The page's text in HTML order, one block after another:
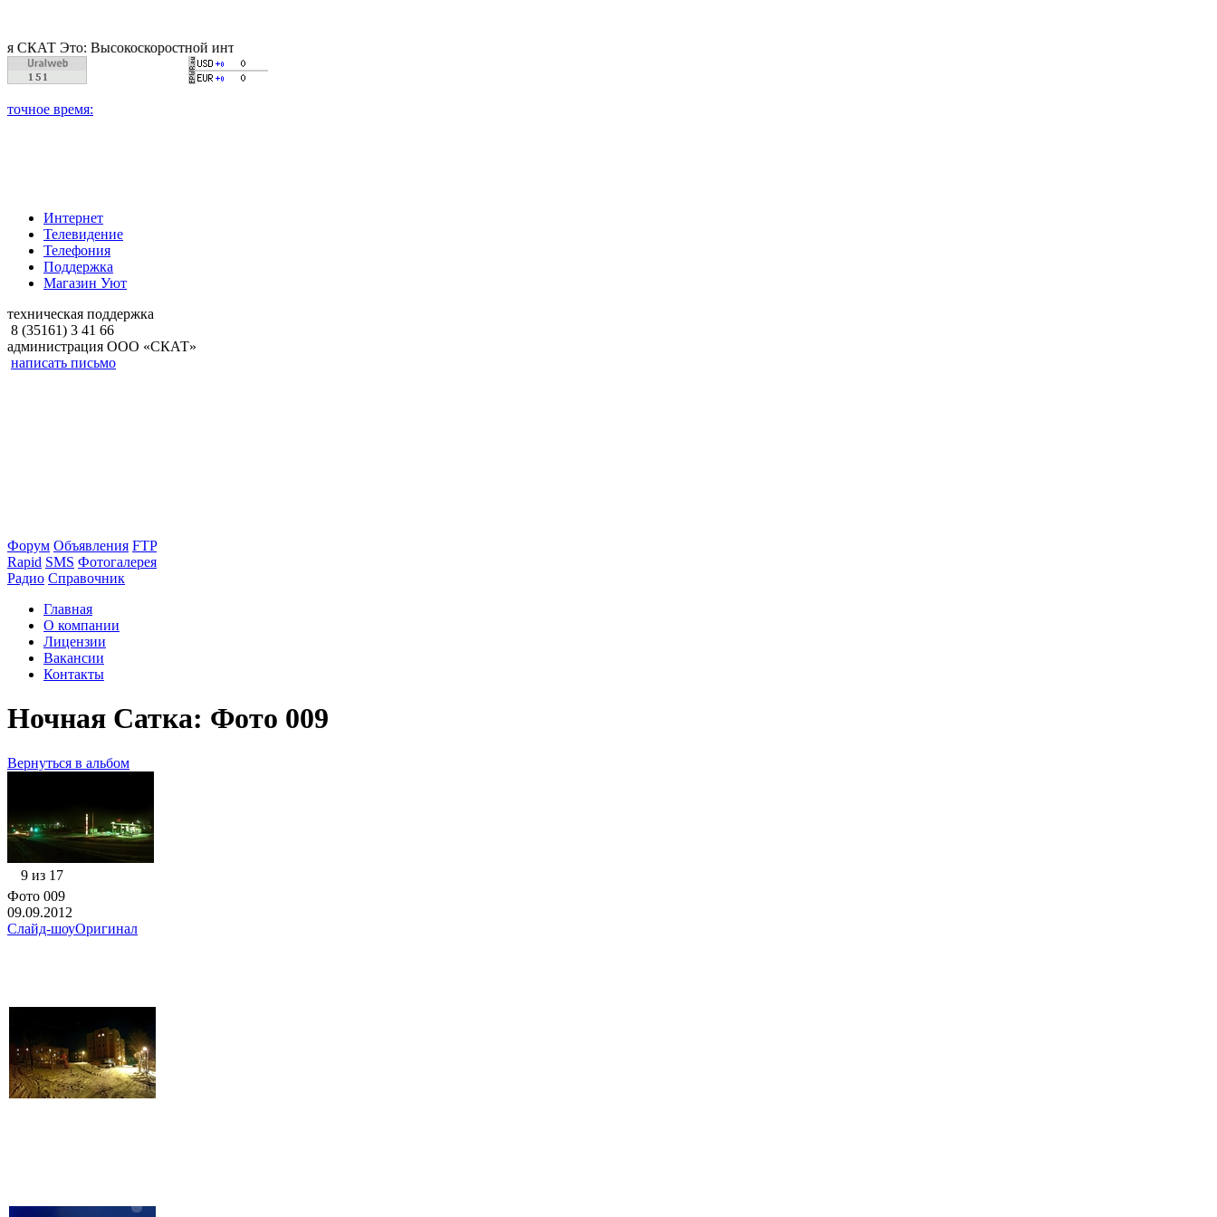
Это: Высокоскоростной интернет, качественное цифровое и кабельное телевиденье, надежное и быстрое продвижение вашей рекламы!
Интернет
Телевидение
Телефония
Поддержка
Магазин Уют
техническая поддержка
8 (35161) 3 41 66
администрация ООО «СКАТ»
написать письмо
Форум Объявления FTP
Rapid SMS Фотогалерея
Радио Справочник
Главная
О компании
Лицензии
Вакансии
Контакты
Ночная Сатка: Фото 009
Вернуться в альбом
9 из 17
Фото 009
09.09.2012
Слайд-шоуОригинал